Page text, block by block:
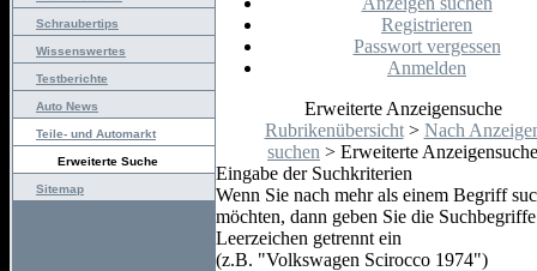
Schraubertips
Wissenswertes
Testberichte
Auto News
Teile- und Automarkt
Erweiterte Suche
Sitemap
Registrieren
Passwort vergessen
Anmelden
Erweiterte Anzeigensuche
Rubrikenübersicht> Nach
suchen > Erweiterte Anzeigensuche
Eingabe der Suchkriterien
Wenn Sie nach mehr als einem Begriff
möchten, dann geben Sie die
Leerzeichen getrennt ein
(z.B. "Volkswagen Scirocco 1974")